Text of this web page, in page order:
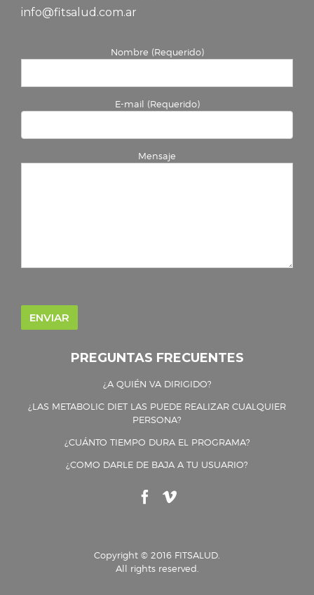
info@fitsalud.com.ar
Nombre (Requerido)
E-mail (Requerido)
Mensaje
PREGUNTAS FRECUENTES
¿A QUIÉN VA DIRIGIDO?
¿LAS METABOLIC DIET LAS PUEDE REALIZAR CUALQUIER
PERSONA?
¿CUÁNTO TIEMPO DURA EL PROGRAMA?
¿COMO DARLE DE BAJA A TU USUARIO?
Copyright © 2016 FITSALUD.
All rights reserved.